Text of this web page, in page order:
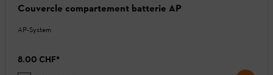
Couvercle compartement batterie AP
AP-System
8.00 CHF*